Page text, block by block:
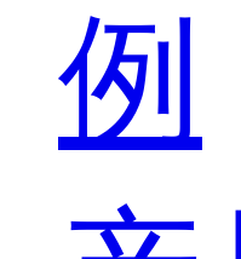
例